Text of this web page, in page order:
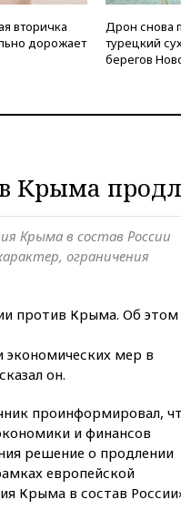
вторичка
дорожает
Дрон снова
турецкий
берегов
Крыма
Крыма в состав России
ограничения
против Крыма. Об этом
экономических мер в
он.
проинформировал,
и финансов
решение о продлении
европейской
Крыма в состав